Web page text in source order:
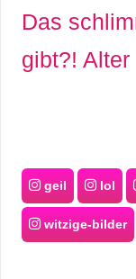
Das
gibt?! Alter
geil lol
witzige-bilder